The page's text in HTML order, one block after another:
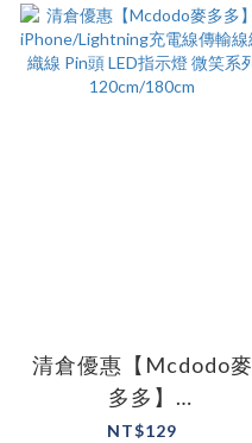
清倉優惠【Mcdodo麥
多多】
iPhone/Lightning充
NT$129